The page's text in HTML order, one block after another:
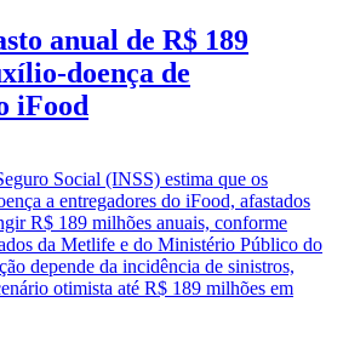
anual de R$ 189
doença de
iFood
Social (INSS) estima que os
a entregadores do iFood, afastados
R$ 189 milhões anuais, conforme
da Metlife e do Ministério Público do
depende da incidência de sinistros,
otimista até R$ 189 milhões em